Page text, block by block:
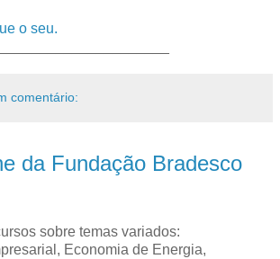
o seu.
comentário:
da Fundação Bradesco
sobre temas variados:
Economia de Energia,